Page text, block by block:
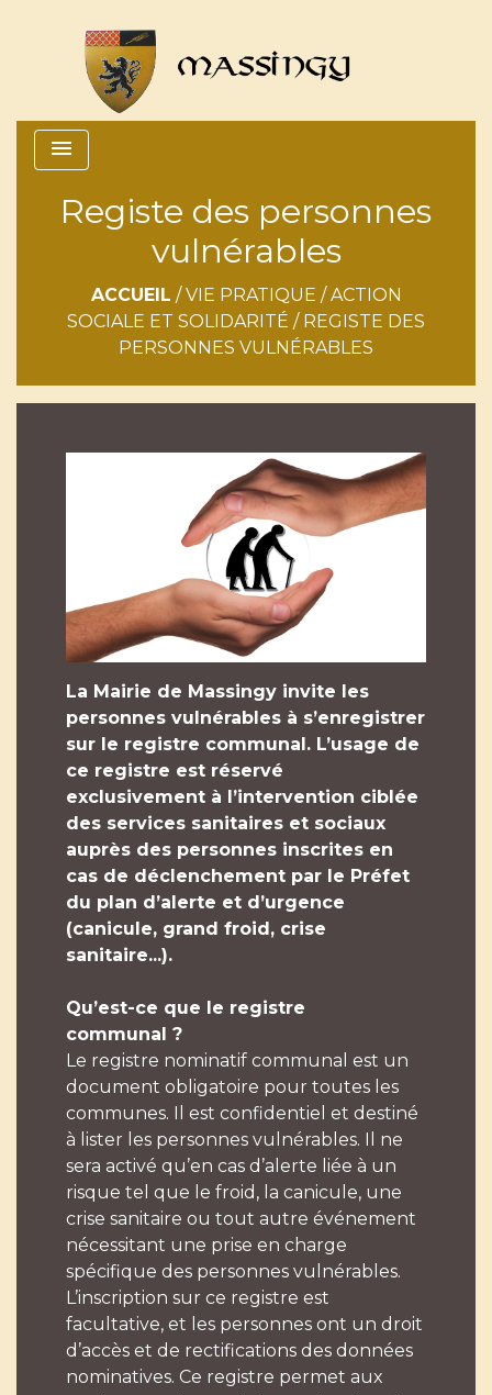
menu
Registe des personnes
vulnérables
ACCUEIL /VIE PRATIQUE /ACTION
SOCIALE ET SOLIDARITÉ / REGISTE DES
PERSONNES VULNÉRABLES
La Mairie de Massingy invite les
personnes vulnérables à s’enregistrer
sur le registre communal. L’usage de
ce registre est réservé
exclusivement à l’intervention ciblée
des services sanitaires et sociaux
auprès des personnes inscrites en
cas de déclenchement par le Préfet
du plan d’alerte et d’urgence
(canicule, grand froid, crise
sanitaire...).
Qu’est-ce que le registre
communal ?
Le registre nominatif communal est un
document obligatoire pour toutes les
communes. Il est confidentiel et destiné
à lister les personnes vulnérables. Il ne
sera activé qu’en cas d’alerte liée à un
risque tel que le froid, la canicule, une
crise sanitaire ou tout autre événement
nécessitant une prise en charge
spécifique des personnes vulnérables.
L’inscription sur ce registre est
facultative, et les personnes ont un droit
d’accès et de rectifications des données
nominatives. Ce registre permet aux